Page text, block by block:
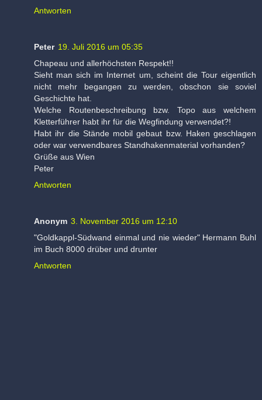
Antworten
Peter 19. Juli 2016 um 05:35
Chapeau und allerhöchsten Respekt!!
Sieht man sich im Internet um, scheint die Tour eigentlich
nicht mehr begangen zu werden, obschon sie soviel
Geschichte hat.
Welche Routenbeschreibung bzw. Topo aus welchem
Kletterführer habt ihr für die Wegfindung verwendet?!
Habt ihr die Stände mobil gebaut bzw. Haken geschlagen
oder war verwendbares Standhakenmaterial vorhanden?
Grüße aus Wien
Peter
Antworten
Anonym 3. November 2016 um 12:10
"Goldkappl-Südwand einmal und nie wieder" Hermann Buhl
im Buch 8000 drüber und drunter
Antworten